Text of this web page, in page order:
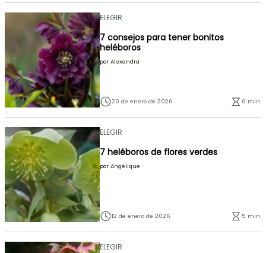
ELEGIR
7 consejos para tener bonitos
heléboros
por Alexandra
20 de enero de 2026 6 min.
ELEGIR
7 heléboros de flores verdes
por Angélique
12 de enero de 2026 5 min.
ELEGIR